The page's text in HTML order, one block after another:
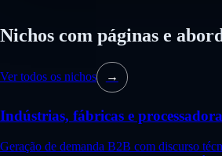
Nichos com páginas e
Ver todos os nichos →
Indústrias, fábricas e
Geração de demanda B2B com discurso